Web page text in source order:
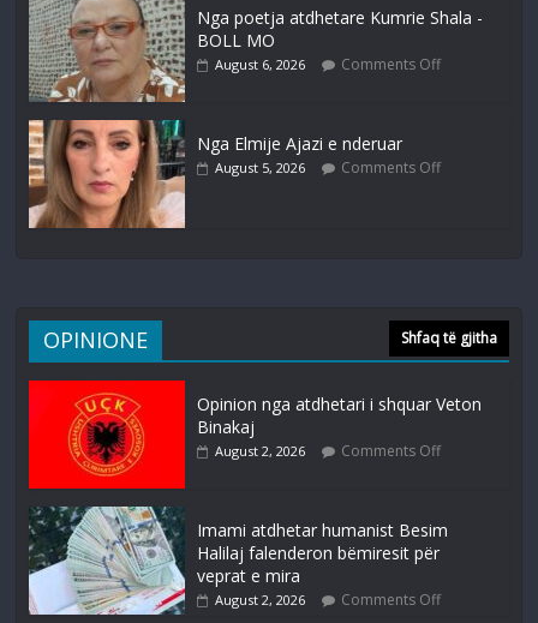
Nga poetja atdhetare Kumrie Shala -
BOLL MO
August 6, 2026 Comments Off
Nga Elmije Ajazi e nderuar
August 5, 2026 Comments Off
OPINIONE Shfaq të gjitha
Opinion nga atdhetari i shquar Veton
Binakaj
August 2, 2026 Comments Off
Imami atdhetar humanist Besim
Halilaj falenderon bëmiresit për
veprat e mira
August 2, 2026 Comments Off